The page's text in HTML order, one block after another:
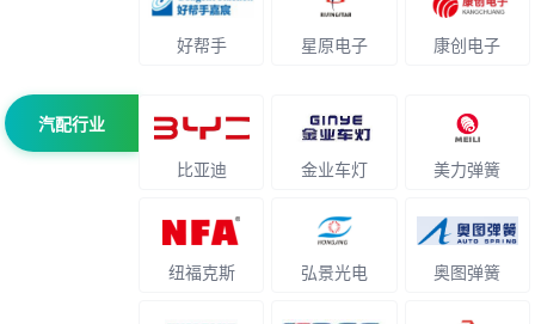
好帮手 星原电子 康创电子
汽配行业
比亚迪 金业车灯 美力弹簧
纽福克斯 弘景光电 奥图弹簧